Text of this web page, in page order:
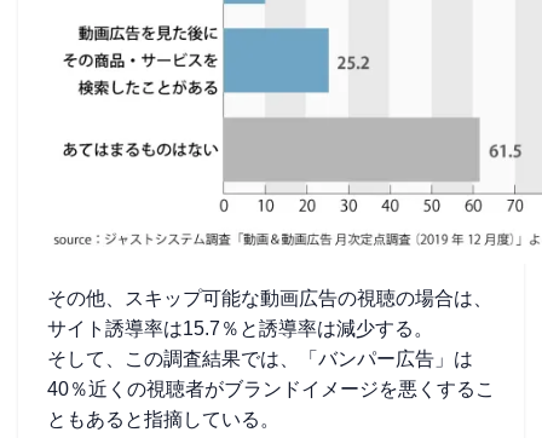
その他、スキップ可能な動画広告の視聴の場合は、
サイト誘導率は15.7％と誘導率は減少する。
そして、この調査結果では、「バンパー広告」は
40％近くの視聴者がブランドイメージを悪くするこ
ともあると指摘している。